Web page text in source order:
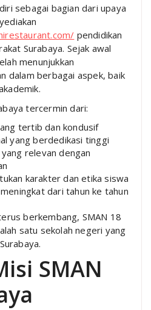
sebagai bagian dari upaya
pendidikan
Surabaya. Sejak awal
menunjukkan
dalam berbagai aspek, baik
tercermin dari:
tertib dan kondusif
yang berdedikasi tinggi
relevan dengan
karakter dan etika siswa
dari tahun ke tahun
berkembang, SMAN 18
satu sekolah negeri yang
SMAN